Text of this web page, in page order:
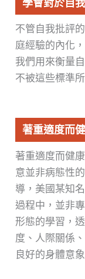
不管自我批評
庭經驗的內化
我們用來衡量
不被這些標準
著重適度而
著重適度而健
意並非病態性
導，美國某知
過程中，並非
形態的學習，
度、人際關係
良好的身體意